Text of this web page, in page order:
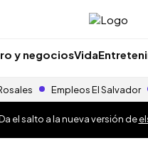
y negociosVida
Empleos El Salvador
el salto a la nueva versión de